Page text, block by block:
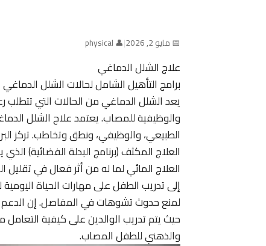
📅 مايو 2, 2026 |
👤 physical
علاج الشلل الدماغي
برامج التأهيل الشامل لحالات الشلل
يعد الشلل الدماغي من الحالات التي
والوظيفية للمصاب. يعتمد علاج الشلل
الطبيعي، والوظيفي، ونطق وتخاطب. تركز
العلاج المكثف (برنامج البدلة الفضائية)
العلاج المائي لما له من أثر فعال في
إلى تدريب الطفل على مهارات الحياة اليومية
لمنع حدوث تشوهات في المفاصل. إن الدعم
حيث يتم تدريب الوالدين على كيفية التعامل
والذهني للطفل المصاب.